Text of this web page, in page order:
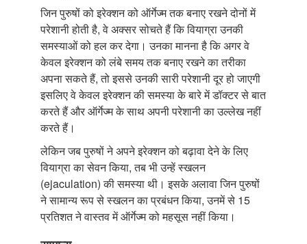
जिन पुरुषों को इरेक्शन को ऑर्गेज्म तक बनाए रखने दोनों में
परेशानी होती है, वे अक्सर सोचते हैं कि वियाग्रा उनकी
समस्याओं को हल कर देगा। उनका मानना है कि अगर वे
केवल इरेक्शन को लंबे समय तक बनाए रखने का तरीका
अपना सकते हैं, तो इससे उनकी सारी परेशानी दूर हो जाएगी
इसलिए वे केवल इरेक्शन की समस्या के बारे में डॉक्टर से बात
करते हैं और ऑर्गेज्म के साथ अपनी परेशानी का उल्लेख नहीं
करते हैं।
लेकिन जब पुरुषों ने अपने इरेक्शन को बढ़ावा देने के लिए
वियाग्रा का सेवन किया, तब भी उन्हें स्खलन
(ejaculation) की समस्या थी। इसके अलावा जिन पुरुषों
ने सामान्य रूप से स्खलन का प्रबंधन किया, उनमें से 15
प्रतिशत ने वास्तव में ऑर्गेज्म को महसूस नहीं किया।